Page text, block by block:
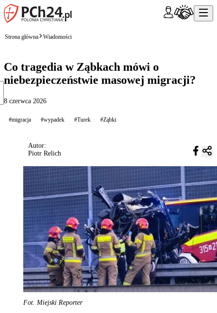
Strona główna Wiadomości
Co tragedia w Ząbkach mówi o
niebezpieczeństwie masowej migracji?
8 czerwca 2026
#migracja #wypadek #Turek #Ząbki
Autor:
Piotr Relich
Fot. Miejski Reporter